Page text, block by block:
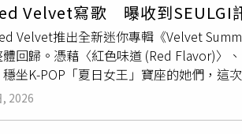
，只是最終仍做出離開的決定，字字句
。她回憶，第一次認識許景瀚時，就知
著相處時間愈來愈長，她才發現自己早
、偶爾惹她生氣，卻總在危急時刻挺身
感逼
大批劇迷。面對這場突如其來
機會都沒有，甚至連讓她生氣、抱怨的
Velvet寫歌 曝收到SEULGI
Velvet推出全新迷你專輯《Velvet
回歸。憑藉〈紅色味道 (Red Flavor)〉
坐K-POP「夏日女王」寶座的她們，這
》所象徵，將慵懶、成熟且充滿
對於此次睽違約2年2個月的完整體回歸
2026